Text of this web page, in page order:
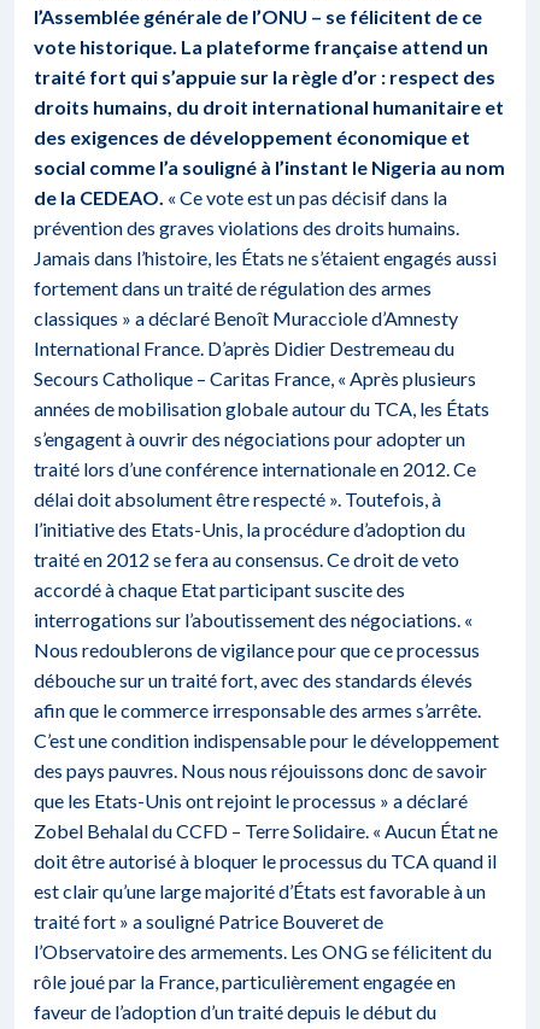
l’Assemblée générale de l’ONU – se félicitent de ce
vote historique. La plateforme française attend un
traité fort qui s’appuie sur la règle d’or : respect des
droits humains, du droit international humanitaire et
des exigences de développement économique et
social comme l’a souligné à l’instant le Nigeria au nom
de la CEDEAO. « Ce vote est un pas décisif dans la
prévention des graves violations des droits humains.
Jamais dans l’histoire, les États ne s’étaient engagés aussi
fortement dans un traité de régulation des armes
classiques » a déclaré Benoît Muracciole d’Amnesty
International France. D’après Didier Destremeau du
Secours Catholique – Caritas France, « Après plusieurs
années de mobilisation globale autour du TCA, les États
s’engagent à ouvrir des négociations pour adopter un
traité lors d’une conférence internationale en 2012. Ce
délai doit absolument être respecté ». Toutefois, à
l’initiative des Etats-Unis, la procédure d’adoption du
traité en 2012 se fera au consensus. Ce droit de veto
accordé à chaque Etat participant suscite des
interrogations sur l’aboutissement des négociations. «
Nous redoublerons de vigilance pour que ce processus
débouche sur un traité fort, avec des standards élevés
afin que le commerce irresponsable des armes s’arrête.
C’est une condition indispensable pour le développement
des pays pauvres. Nous nous réjouissons donc de savoir
que les Etats-Unis ont rejoint le processus » a déclaré
Zobel Behalal du CCFD – Terre Solidaire. « Aucun État ne
doit être autorisé à bloquer le processus du TCA quand il
est clair qu’une large majorité d’États est favorable à un
traité fort » a souligné Patrice Bouveret de
l’Observatoire des armements. Les ONG se félicitent du
rôle joué par la France, particulièrement engagée en
faveur de l’adoption d’un traité depuis le début du